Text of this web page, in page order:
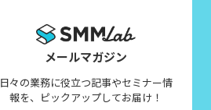
メールマガジン
日々の業務に役立つ記事やセミナー情
報を、ピックアップしてお届け！